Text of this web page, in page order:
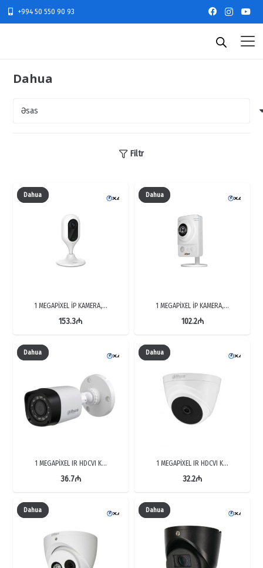
+994 50 550 90 93
Dahua
Filtr
Dahua
1 MEGAPİXEL İP KAMERA,…
153.3₼
Dahua
1 MEGAPİXEL İP KAMERA,…
102.2₼
Dahua
1 MEGAPİXEL IR HDCVI K…
36.7₼
Dahua
1 MEGAPİXEL IR HDCVI K…
32.2₼
Dahua Dahua